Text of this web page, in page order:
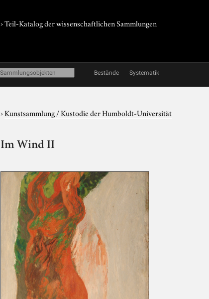
› Teil-Katalog der wissenschaftlichen Sammlungen
Bestände Systematik
›Kunstsammlung / Kustodie der Humboldt-Universität
Im Wind II